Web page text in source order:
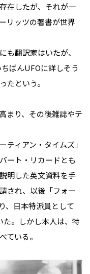
在したが、それが一
リッツの著書が世界
翻訳家はいたが、
ばんUFOに詳しそう
たという。
まり、その後雑誌やテ
ィアン・タイムズ」
ート・リカードとも
明した英文資料を手
され、以後「フォー
、日本特派員として
。しかし本人は、特
ている。